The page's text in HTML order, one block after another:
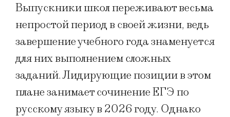
Выпускники школ переживают весьма
непростой период в своей жизни, ведь
завершение учебного года знаменуется
для них выполнением сложных
заданий. Лидирующие позиции в этом
плане занимает сочинение ЕГЭ по
русскому языку в 2026 году. Однако